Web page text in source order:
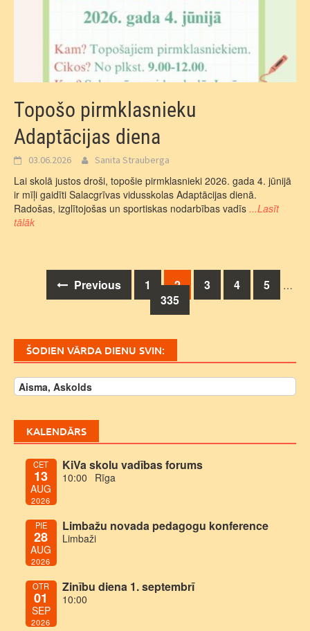
Topošo pirmklasnieku
Adaptācijas diena
03.06.2026 Sanita Strauberga
Lai skolā justos droši, topošie pirmklasnieki 2026. gada 4. jūnijā
ir mīļi gaidīti Salacgrīvas vidusskolas Adaptācijas dienā.
Radošas, izglītojošas un sportiskas nodarbības vadīs ...Lasīt
tālāk
Posts Previous 1 2 3 4 5 …
335
ŠODIEN VĀRDA DIENU SVIN:
Aisma, Askolds
KALENDĀRS
CET
13
AUG
2026
KiVa skolu vadības forums
10:00 Rīga
PIE
28
AUG
2026
Limbažu novada pedagogu konference
Limbaži
OTR
01
SEP
2026
Zinību diena 1. septembrī
10:00